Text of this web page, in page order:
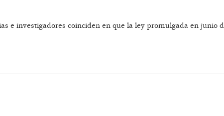
investigadores coinciden en que la ley promulgada en junio